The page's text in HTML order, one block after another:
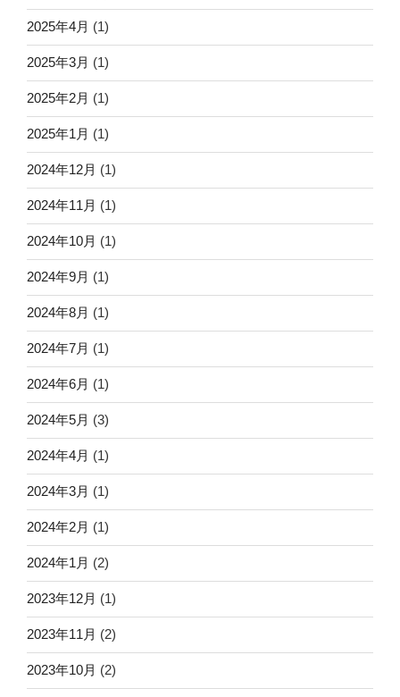
2025年4月 (1)
2025年3月 (1)
2025年2月 (1)
2025年1月 (1)
2024年12月 (1)
2024年11月 (1)
2024年10月 (1)
2024年9月 (1)
2024年8月 (1)
2024年7月 (1)
2024年6月 (1)
2024年5月 (3)
2024年4月 (1)
2024年3月 (1)
2024年2月 (1)
2024年1月 (2)
2023年12月 (1)
2023年11月 (2)
2023年10月 (2)